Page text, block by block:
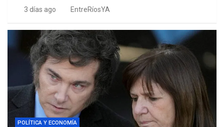
3 días ago EntreRíosYA
POLÍTICA Y ECONOMÍA